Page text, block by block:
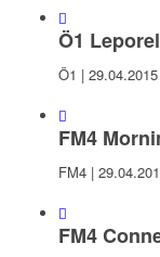
Ö1
Ö1 | 29.04.2015
FM4
FM4 |
FM4